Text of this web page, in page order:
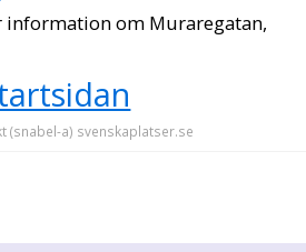
information om Muraregatan,
(snabel-a) svenskaplatser.se